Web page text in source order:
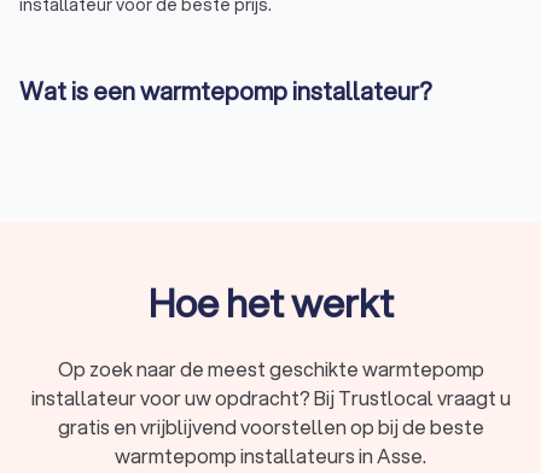
Wat is een warmtepomp installateur?
welk type het beste bij uw situatie past en deze vervolgens
Waarom een professionele warmtepomp
installateur?
Hoe het werkt
Op zoek naar de meest geschikte warmtepomp
installateur voor uw opdracht? Bij Trustlocal vraagt u
gratis en vrijblijvend voorstellen op bij de beste
warmtepomp installateurs in Asse.